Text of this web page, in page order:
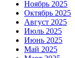
Ноябрь 2025
Октябрь 2025
Август 2025
Июль 2025
Июнь 2025
Май 2025